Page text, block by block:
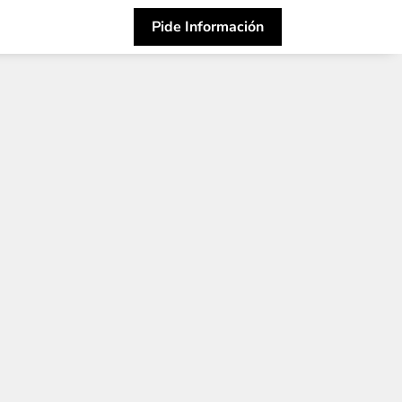
Pide Información